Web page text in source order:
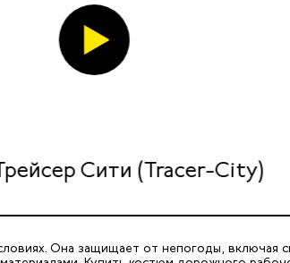
Сити (Tracer-City)
Она защищает от непогоды, включая